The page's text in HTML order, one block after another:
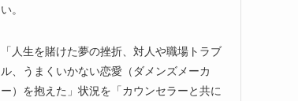
い。
「人生を賭けた夢の挫折、対人や職場トラブ
ル、うまくいかない恋愛（ダメンズメーカ
ー）を抱えた」状況を「カウンセラーと共に